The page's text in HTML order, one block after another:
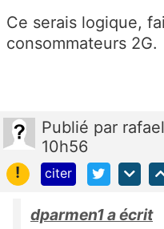
Ce serais logique,
consommateurs 2G.
Publié par
10h56
!
citer
dparmen1 a écrit